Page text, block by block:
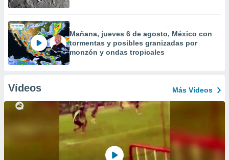
Mañana, jueves 6 de agosto, México con
tormentas y posibles granizadas por
monzón y ondas tropicales
Vídeos Más Vídeos